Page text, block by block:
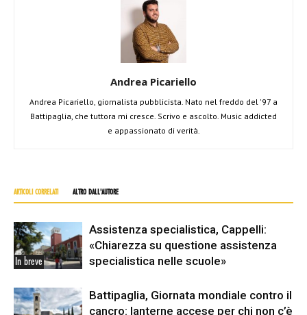
Andrea Picariello
Andrea Picariello, giornalista pubblicista. Nato nel freddo del '97 a
Battipaglia, che tuttora mi cresce. Scrivo e ascolto. Music addicted
e appassionato di verità.
ARTICOLI CORRELATI ALTRO DALL'AUTORE
In breve
Assistenza specialistica, Cappelli:
«Chiarezza su questione assistenza
specialistica nelle scuole»
Battipaglia, Giornata mondiale contro il
cancro: lanterne accese per chi non c’è